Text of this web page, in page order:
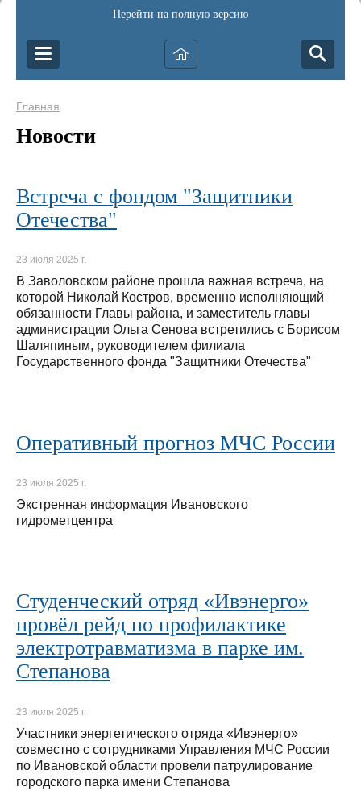
Перейти на полную версию
Главная
Новости
Встреча с фондом "Защитники
Отечества"
23 июля 2025 г.
В Заволовском районе прошла важная встреча, на
которой Николай Костров, временно исполняющий
обязанности Главы района, и заместитель главы
администрации Ольга Сенова встретились с Борисом
Шаляпиным, руководителем филиала
Государственного фонда "Защитники Отечества"
Оперативный прогноз МЧС России
23 июля 2025 г.
Экстренная информация Ивановского
гидрометцентра
Студенческий отряд «Ивэнерго»
провёл рейд по профилактике
электротравматизма в парке им.
Степанова
23 июля 2025 г.
Участники энергетического отряда «Ивэнерго»
совместно с сотрудниками Управления МЧС России
по Ивановской области провели патрулирование
городского парка имени Степанова